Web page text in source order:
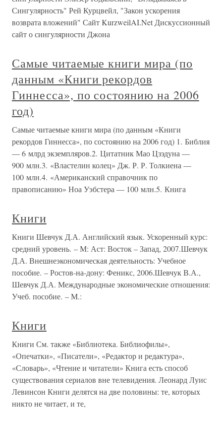
Сингулярность" Рей Курцвейл, "Закон ускорения
возврата вложений" Сайт KurzweilAI.Net Дискуссионный
сайт о сингулярности Джона
Самые читаемые книги мира (по
данным «Книги рекордов
Гиннесса», по состоянию на 2006
год)
Самые читаемые книги мира (по данным «Книги
рекордов Гиннесса», по состоянию на 2006 год) 1. Библия
— 6 млрд экземпляров.2. Цитатник Мао Цзэдуна —
900 млн.3. «Властелин колец» Дж. Р. Р. Толкиена —
100 млн.4. «Американский справочник по
правописанию» Ноа Уэбстера — 100 млн.5. Книга
Книги
Книги Шевчук Д.А. Английский язык. Ускоренный курс:
средний уровень. – М: Аст: Восток – Запад, 2007.Шевчук
Д.А. Внешнеэкономическая деятельность: Учебное
пособие. – Ростов-на-дону: Феникс, 2006.Шевчук В.А.,
Шевчук Д.А. Международные экономические отношения:
Учеб. пособие. – М.:
Книги
Книги См. также «Библиотека. Библиофилы»,
«Опечатки», «Писатели», «Редактор и редактура»,
«Словарь», «Чтение и читатели» Книга есть способ
существования сериалов вне телевидения. Леонард Луис
Левинсон Книги делятся на две половины: те, которых
никто не читает, и те,